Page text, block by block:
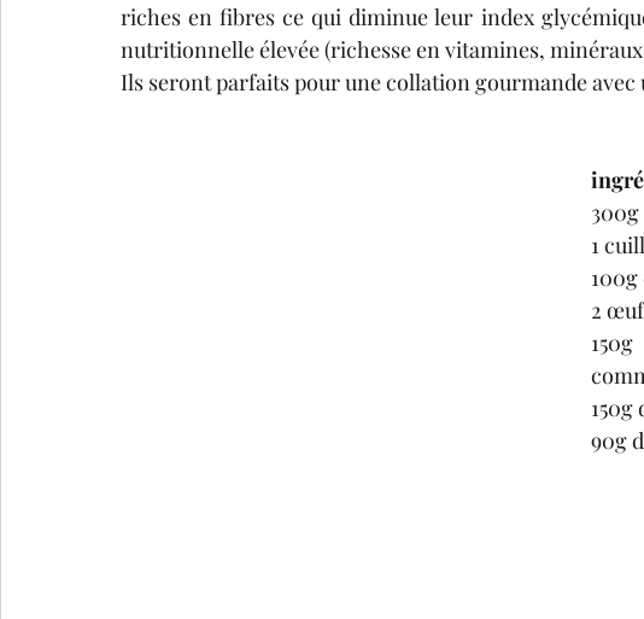
riches en fibres ce qui diminue leur index
nutritionnelle élevée (richesse en vitamines,
Ils seront parfaits pour une collation gourmande
1
2
150g
150g
90g